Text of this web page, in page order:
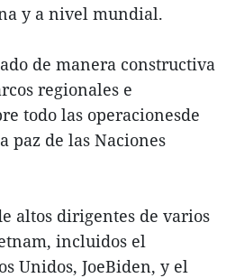
y a nivel mundial.
de manera constructiva
regionales e
todo las operacionesde
paz de las Naciones
altos dirigentes de varios
incluidos el
Unidos, JoeBiden, y el